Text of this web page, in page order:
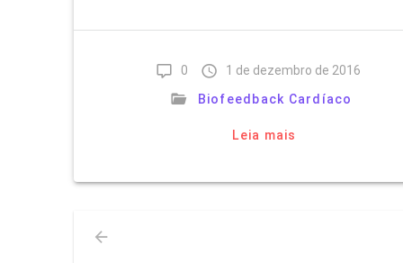
0
1 de dezembro de 2016
Biofeedback Cardíaco
Leia mais
Navegação